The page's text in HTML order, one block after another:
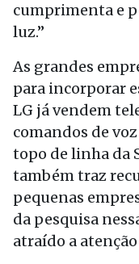
cumprimenta e
luz.”
As grandes
para incorporar
LG já vendem
comandos de
topo de linha da
também traz
pequenas
da pesquisa
atraído a